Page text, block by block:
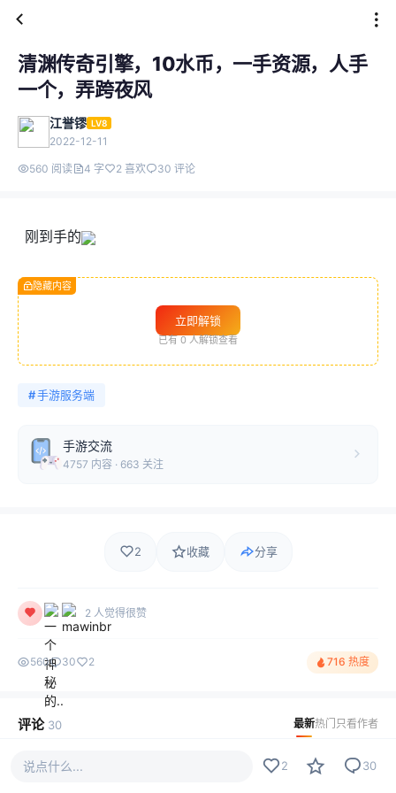
清渊传奇引擎，10水币，一手资源，人手
一个，弄跨夜风
江誉镠 LV8
2022-12-11
560 阅读 4 字 2 喜欢 30 评论
刚到手的
隐藏内容
立即解锁
已有 0 人解锁查看
#手游服务端
手游交流
4757 内容 · 663 关注
2 收藏 分享
2 人觉得很赞
560 30 2 716 热度
评论 30 最新热门 只看作者
aifeifei819
说点什么... 2 30